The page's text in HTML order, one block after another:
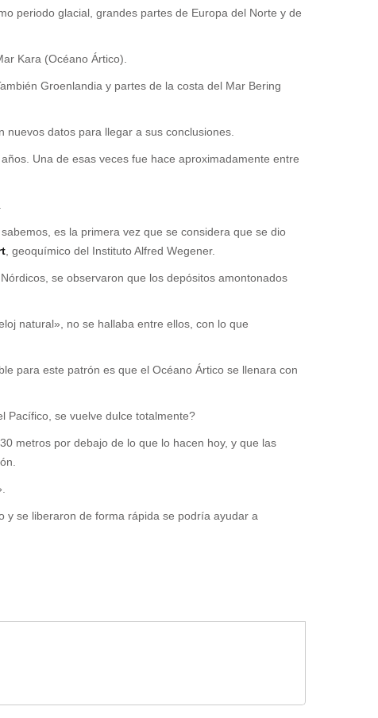
periodo glacial, grandes partes de Europa del Norte y de
Kara (Océano Ártico).
Groenlandia y partes de la costa del Mar Bering
nuevos datos para llegar a sus conclusiones.
Una de esas veces fue hace aproximadamente entre
es la primera vez que se considera que se dio
, geoquímico del Instituto Alfred Wegener.
se observaron que los depósitos amontonados
natural», no se hallaba entre ellos, con lo que
para este patrón es que el Océano Ártico se llenara con
Pacífico, se vuelve dulce totalmente?
metros por debajo de lo que lo hacen hoy, y que las
y se liberaron de forma rápida se podría ayudar a